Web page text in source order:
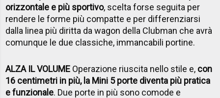
orizzontale e più sportivo, scelta forse seguita per
rendere le forme più compatte e per differenziarsi
dalla linea più diritta da wagon della Clubman che avrà
comunque le due classiche, immancabili portine.
ALZA IL VOLUME Operazione riuscita nello stile e, con
16 centimetri in più, la Mini 5 porte diventa più pratica
e funzionale. Due porte in più sono comode e